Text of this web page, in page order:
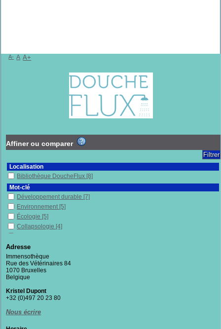
A- A A+
Affiner ou comparer
Localisation
Bibliothèque DoucheFlux [8]
Mot-clé
Développement durable [7]
Environnement [5]
Écologie [5]
Collapsologie [4]
Inégalités sociales
Décroissance
Économie de l'environnement
Anthropocène
Citoyenneté[2]
Villes[1]
Travail précaire
Adresse
Immensothèque
Rue des Vétérinaires 84
1070 Bruxelles
Belgique
Kristel Dupont
+32 (0)497 20 23 80
Nous écrire